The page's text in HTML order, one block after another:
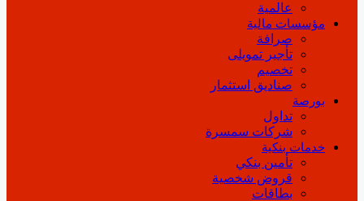
عالمية
مؤسسات مالية
صرافة
تأجير تمويلى
تخصيم
صناديق استثمار
بورصة
تداول
شركات سمسرة
خدمات بنكية
تأمين بنكي
قروض شخصية
بطاقات